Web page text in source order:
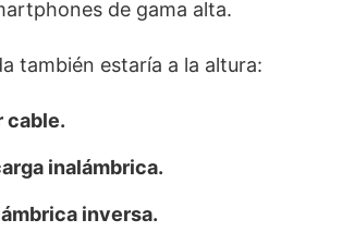
de gama alta.
también estaría a la altura:
cable.
inalámbrica.
inversa.